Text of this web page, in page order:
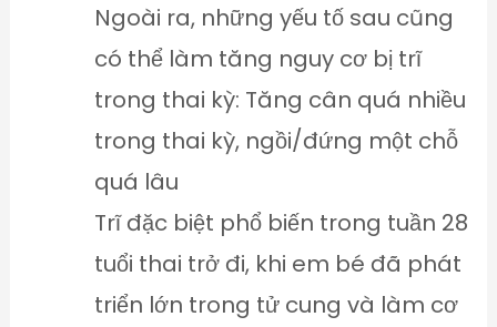
Ngoài ra, những yếu tố sau cũng
có thể làm tăng nguy cơ bị trĩ
trong thai kỳ: Tăng cân quá nhiều
trong thai kỳ, ngồi/đứng một chỗ
quá lâu
Trĩ đặc biệt phổ biến trong tuần 28
tuổi thai trở đi, khi em bé đã phát
triển lớn trong tử cung và làm cơ